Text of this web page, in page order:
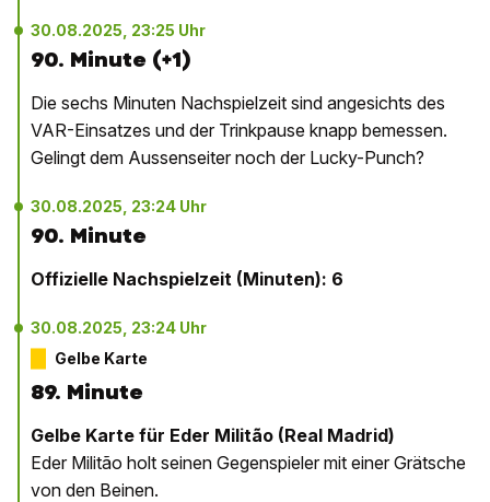
30.08.2025, 23:25 Uhr
90. Minute (+1)
Die sechs Minuten Nachspielzeit sind angesichts des
VAR-Einsatzes und der Trinkpause knapp bemessen.
Gelingt dem Aussenseiter noch der Lucky-Punch?
30.08.2025, 23:24 Uhr
90. Minute
Offizielle Nachspielzeit (Minuten): 6
30.08.2025, 23:24 Uhr
Gelbe Karte
89. Minute
Gelbe Karte für Eder Militão (Real Madrid)
Eder Militão holt seinen Gegenspieler mit einer Grätsche
von den Beinen.